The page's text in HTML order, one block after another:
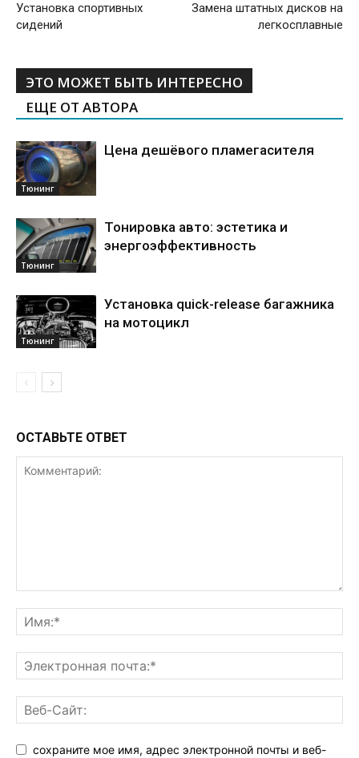
Установка спортивных
сидений
Замена штатных дисков на
легкосплавные
ЭТО МОЖЕТ БЫТЬ ИНТЕРЕСНО
ЕЩЕ ОТ АВТОРА
Тюнинг
Цена дешёвого пламегасителя
Тюнинг
Тонировка авто: эстетика и
энергоэффективность
Тюнинг
Установка quick-release багажника
на мотоцикл
ОСТАВЬТЕ ОТВЕТ
сохраните мое имя, адрес электронной почты и веб-